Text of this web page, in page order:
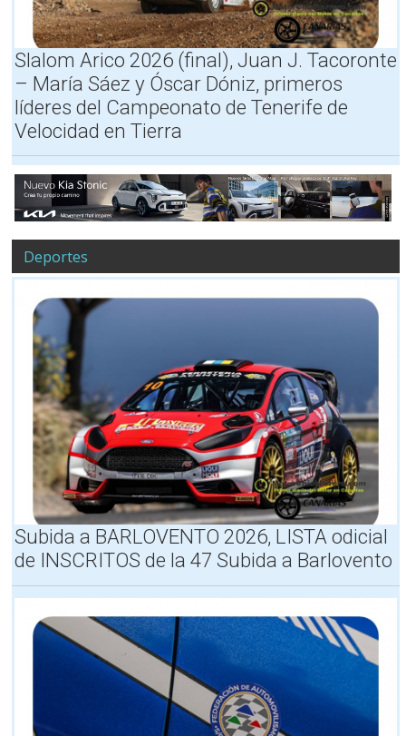
T
R
A
M
O
S
y
H
O
R
A
R
I
O
S
,
H
O
R
A
R
O
S
,
M
A
P
S
M
A
N
O
T
A
,
E
l
5
2
º
R
a
l
l
y
I
s
a
v
o
C
U
P
R
A
A
V
A
L
Slalom Arico 2026 (final), Juan J. Tacoronte
– María Sáez y Óscar Dóniz, primeros
líderes del Campeonato de Tenerife de
Velocidad en Tierra
Deportes
Subida a BARLOVENTO 2026, LISTA odicial
de INSCRITOS de la 47 Subida a Barlovento